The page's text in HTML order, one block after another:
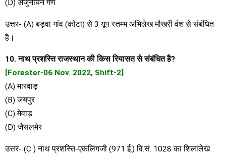
(D) अर्जुनायन गण
उत्तर- (A) बड़वा गांव (कोटा) से 3 यूप स्तम्भ अभिलेख मौखरी वंश से संबंधित
है।
10. नाथ प्रशस्ति राजस्थान की किस रियासत से संबंधित है?
[Forester-06 Nov. 2022, Shift-2]
(A) मारवाड़
(B) जयपुर
(C) मेवाड़
(D) जैसलमेर
उत्तर- (C ) नाथ प्रशस्ति-एकलिंगजी (971 ई.) वि.सं. 1028 का शिलालेख